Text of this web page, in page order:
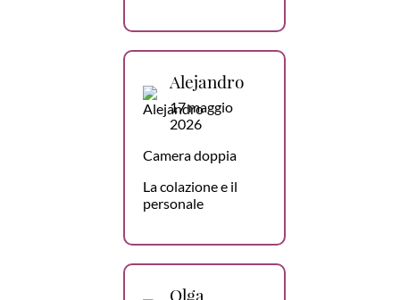
Alejandro
17 maggio
2026
Camera doppia
La colazione e il
personale
Olga